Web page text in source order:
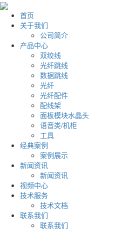
首页
关于我们
公司简介
产品中心
双绞线
光纤跳线
数据跳线
光纤
光纤配件
配线架
面板模块水晶头
语音类/机柜
工具
经典案例
案例展示
新闻资讯
新闻资讯
视频中心
技术服务
技术文档
联系我们
联系我们